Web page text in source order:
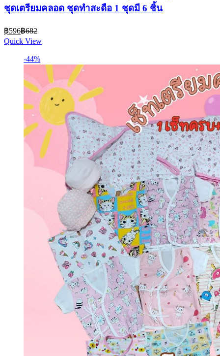
ชุดเตรียมคลอด ชุดทำสะดือ 1 ชุดมี 6 ชิ้น
฿596Current
price
is:
฿596.
฿682
was:
฿682.
Quick View
-44%